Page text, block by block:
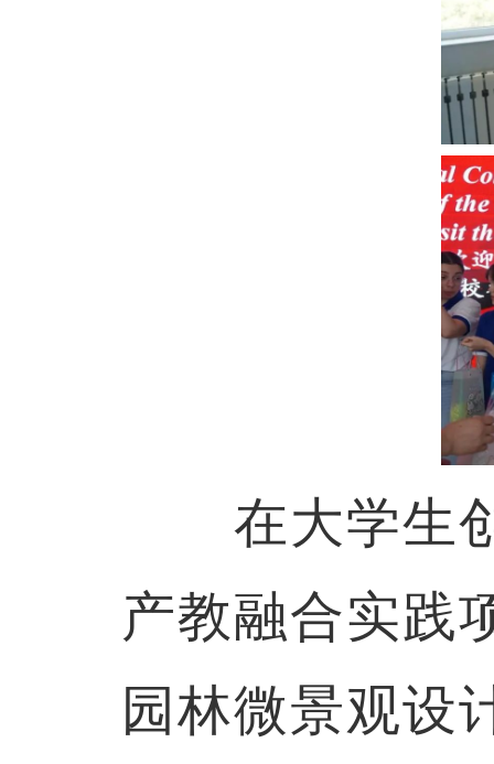
在大学生创
产教融合实践
园林微景观设